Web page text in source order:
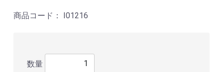
商品コード： I01216
数量